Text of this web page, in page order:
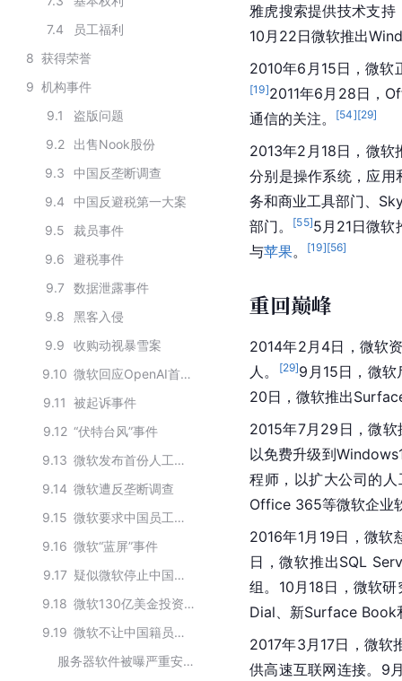
7.4
员工福利
8 获得荣誉
9 机构事件
9.1
盗版问题
9.2
出售Nook股份
9.3
中国反垄断调查
9.4
中国反避税第一大案
9.5
裁员事件
9.6
避税事件
9.7
数据泄露事件
9.8
黑客入侵
9.9
收购动视暴雪案
9.10
微软回应OpenAI首席执行官被罢免
9.11 被起诉事件
9.12 “伏特台风”事件
9.13
微软发布首份人工智能透明度报告
9.14 微软遭反垄断调查
9.15
微软要求中国员工使用iPhone
9.16 微软“蓝屏”事件
9.17
疑似微软停止中国区运营
9.18
微软130亿美金投资OpenAI恐打水漂
9.19
微软不让中国籍员工参与美军技术协助
服务器软件被曝严重安全漏洞
雅虎搜索提供技术支持
10月22日微软推出
2010年6月15日，微软
[19]2011年6月28日，
通信的关注。
[54][29]
2013年2月18日，微软
分别是操作系统，应
务和商业工具部门、
部门。
[55]5月21日微软
与苹果。 [19][56]
重回巅峰
2014年2月4日，微软
人。
[29]9月15日，微
20日， 微软推出
2015年7月29日，微软
以免费升级到
程师，以扩大公司的
Office 365等微软企业
2016年1月19日，微软
日，微软推出SQL
组。10月18日，微软
Dial、新Surface Book
2017年3月17日，微
供高速互联网连接。9